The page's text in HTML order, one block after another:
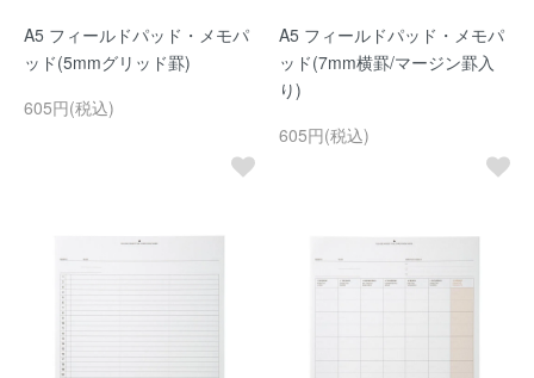
A5 フィールドパッド・メモパ
ッド(5mmグリッド罫)
605円(税込)
A5 フィールドパッド・メモパ
ッド(7mm横罫/マージン罫入
り)
605円(税込)